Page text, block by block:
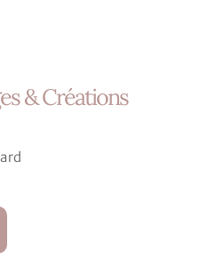
& Créations